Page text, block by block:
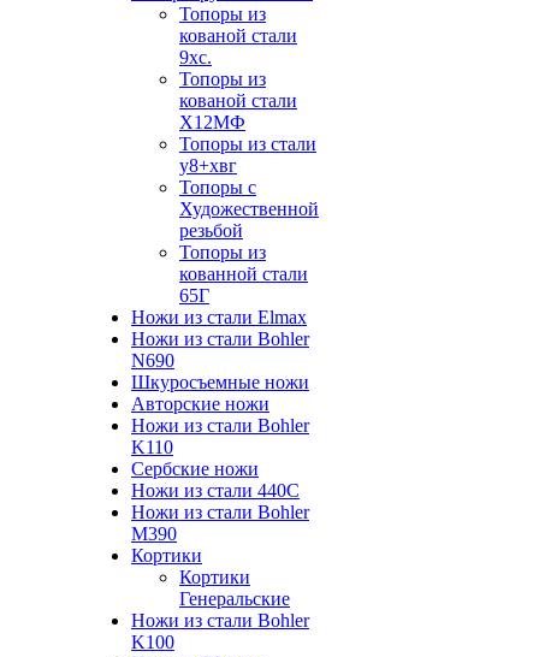
Топоры из
кованой стали
9хс.
Топоры из
кованой стали
Х12МФ
Топоры из стали
у8+хвг
Топоры с
Художественной
резьбой
Топоры из
кованной стали
65Г
Ножи из стали Elmax
Ножи из стали Bohler
N690
Шкуросъемные ножи
Авторские ножи
Ножи из стали Bohler
K110
Сербские ножи
Ножи из стали 440С
Ножи из стали Bohler
M390
Кортики
Кортики
Генеральские
Ножи из стали Bohler
K100